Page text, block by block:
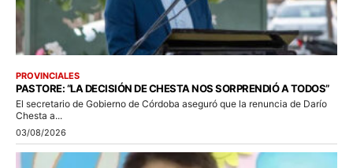
PROVINCIALES
PASTORE: “LA DECISIÓN DE CHESTA NOS SORPRENDIÓ A TODOS”
El secretario de Gobierno de Córdoba aseguró que la renuncia de Darío
Chesta a...
03/08/2026